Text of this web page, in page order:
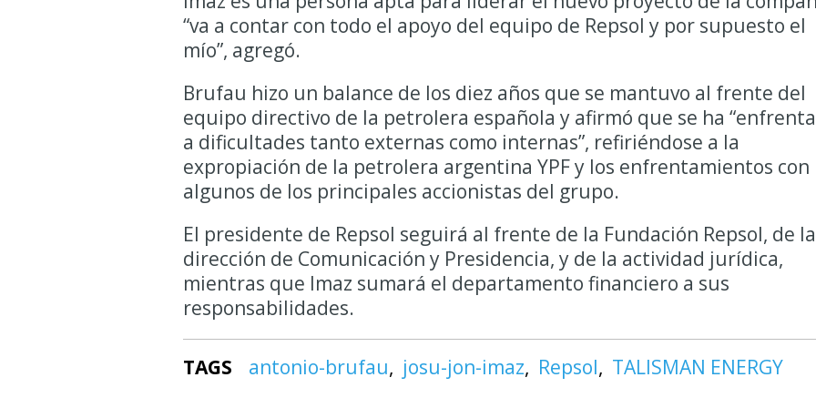
“va a contar con todo el apoyo del equipo de Repsol y por supuesto el
mío”, agregó.
Brufau hizo un balance de los diez años que se mantuvo al frente del
equipo directivo de la petrolera española y afirmó que se ha
a dificultades tanto externas como internas”, refiriéndose a la
expropiación de la petrolera argentina YPF y los enfrentamientos con
algunos de los principales accionistas del grupo.
El presidente de Repsol seguirá al frente de la Fundación Repsol, de la
dirección de Comunicación y Presidencia, y de la actividad jurídica,
mientras que Imaz sumará el departamento financiero a sus
responsabilidades.
TAGS antonio-brufau josu-jon-imaz Repsol TALISMAN ENERGY